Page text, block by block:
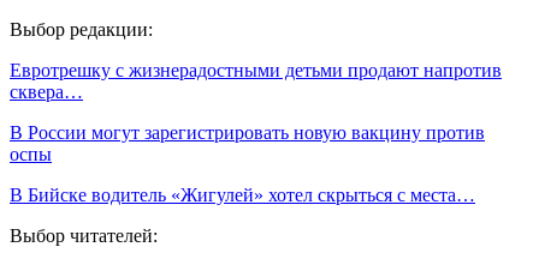
Выбор редакции:
Евротрешку с жизнерадостными детьми продают напротив
сквера…
В России могут зарегистрировать новую вакцину против
оспы
В Бийске водитель «Жигулей» хотел скрыться с места…
Выбор читателей: